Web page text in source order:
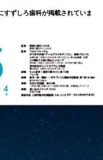
すずしろ歯科が掲載されていま